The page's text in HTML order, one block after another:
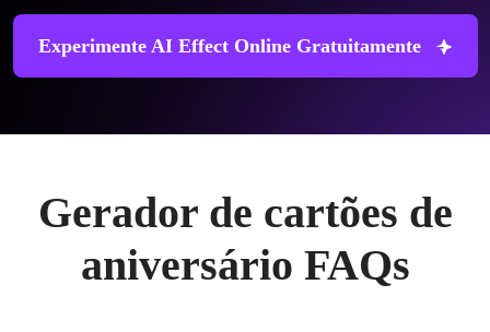
Experimente AI Effect Online Gratuitamente
Gerador de cartões de
aniversário FAQs